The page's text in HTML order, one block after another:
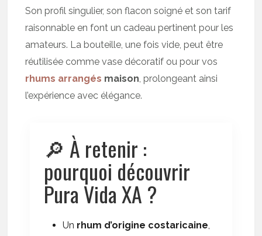
Son profil singulier, son flacon soigné et son tarif
raisonnable en font un cadeau pertinent pour les
amateurs. La bouteille, une fois vide, peut être
réutilisée comme vase décoratif ou pour vos
rhums arrangés maison, prolongeant ainsi
l’expérience avec élégance.
🔎 À retenir :
pourquoi découvrir
Pura Vida XA ?
Un rhum d’origine costaricaine,